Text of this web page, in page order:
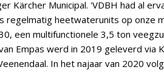
Kärcher Municipal. 'VDBH had al
regelmatig heetwaterunits op onze
een multifunctionele 3,5 ton
Empas werd in 2019 geleverd via
In het najaar van 2020